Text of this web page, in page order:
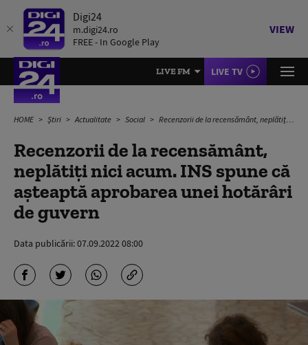
Digi24
m.digi24.ro
FREE - In Google Play
VIEW
LIVE FM LIVE TV
HOME Știri Actualitate Social Recenzorii de la recensământ, neplătiți nici acum. INS spune că așteaptă aprobarea unei hotărâri de guvern
Recenzorii de la recensământ,
neplătiți nici acum. INS spune că
așteaptă aprobarea unei hotărâri
de guvern
Data publicării:07.09.2022 08:00